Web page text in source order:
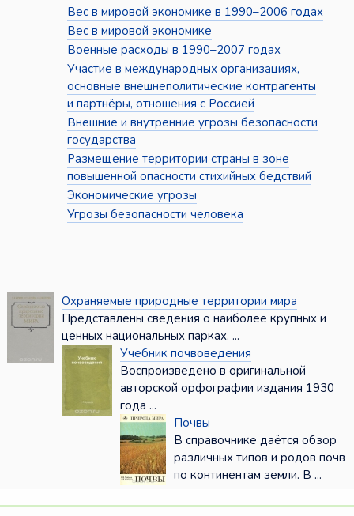
Вес в мировой экономике в 1990–2006 годах
Вес в мировой экономике
Военные расходы в 1990–2007 годах
Участие в международных организациях,
основные внешнеполитические контрагенты
и партнёры, отношения с Россией
Внешние и внутренние угрозы безопасности
государства
Размещение территории страны в зоне
повышенной опасности стихийных бедствий
Экономические угрозы
Угрозы безопасности человека
Охраняемые природные территории мира
Представлены сведения о наиболее крупных и
ценных национальных парках, ...
Учебник почвоведения
Воспроизведено в оригинальной
авторской орфографии издания 1930
года ...
Почвы
В справочнике даётся обзор
различных типов и родов почв
по континентам земли. В ...